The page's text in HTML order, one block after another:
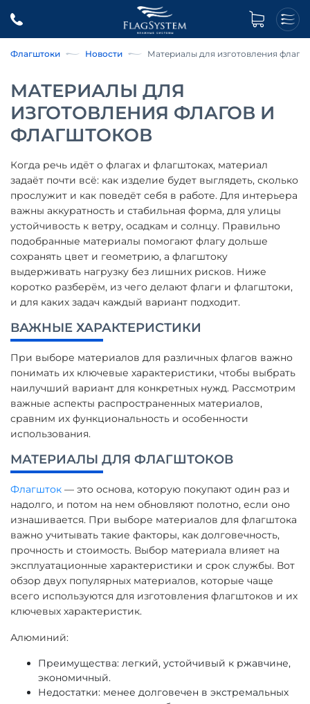
Флагштоки Новости Материалы для изготовления
МАТЕРИАЛЫ ДЛЯ
ИЗГОТОВЛЕНИЯ ФЛАГОВ И
ФЛАГШТОКОВ
Когда речь идёт о флагах и флагштоках, материал
задаёт почти всё: как изделие будет выглядеть, сколько
прослужит и как поведёт себя в работе. Для интерьера
важны аккуратность и стабильная форма, для улицы
устойчивость к ветру, осадкам и солнцу. Правильно
подобранные материалы помогают флагу дольше
сохранять цвет и геометрию, а флагштоку
выдерживать нагрузку без лишних рисков. Ниже
коротко разберём, из чего делают флаги и флагштоки,
и для каких задач каждый вариант подходит.
ВАЖНЫЕ ХАРАКТЕРИСТИКИ
При выборе материалов для различных флагов важно
понимать их ключевые характеристики, чтобы выбрать
наилучший вариант для конкретных нужд. Рассмотрим
важные аспекты распространенных материалов,
сравним их функциональность и особенности
использования.
МАТЕРИАЛЫ ДЛЯ ФЛАГШТОКОВ
Флагшток — это основа, которую покупают один раз и
надолго, и потом на нем обновляют полотно, если оно
изнашивается. При выборе материалов для флагштока
важно учитывать такие факторы, как долговечность,
прочность и стоимость. Выбор материала влияет на
эксплуатационные характеристики и срок службы. Вот
обзор двух популярных материалов, которые чаще
всего используются для изготовления флагштоков и их
ключевых характеристик.
Алюминий:
Преимущества: легкий, устойчивый к ржавчине,
экономичный.
Недостатки: менее долговечен в экстремальных